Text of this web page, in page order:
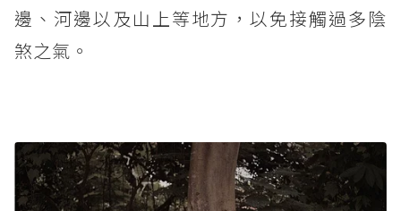
邊、河邊以及山上等地方，以免接觸過多陰
煞之氣。